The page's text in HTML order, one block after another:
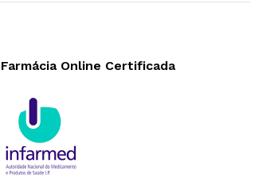
Farmácia Online Certificada